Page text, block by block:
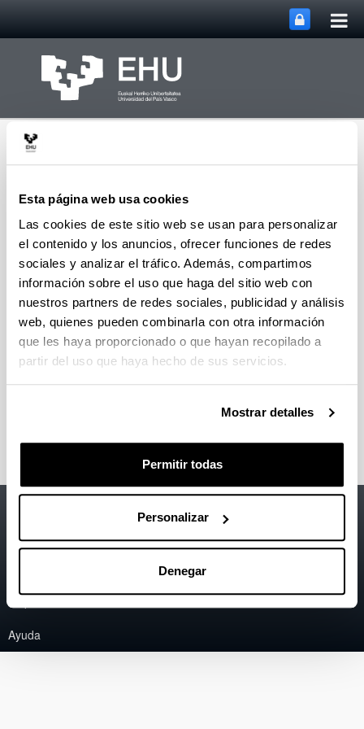
Esta página web usa cookies
Las cookies de este sitio web se usan para personalizar
el contenido y los anuncios, ofrecer funciones de redes
sociales y analizar el tráfico. Además, compartimos
información sobre el uso que haga del sitio web con
nuestros partners de redes sociales, publicidad y análisis
web, quienes pueden combinarla con otra información
que les haya proporcionado o que hayan recopilado a
partir del uso que haya hecho de sus servicios.
Mostrar detalles
Permitir todas
Personalizar
Denegar
Instituto de Euskara MenúAbrir/cerrar
Corpus jurídico
Corpus especializado, basado en textos legales y
jurídicos o académicos. Contiene 7,2 millones de
Accesibilidad
Información legal
Ayuda
EHU